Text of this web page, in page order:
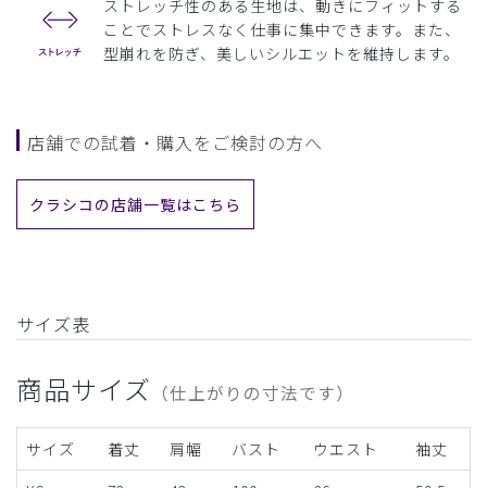
ストレッチ性のある生地は、動きにフィットする
ことでストレスなく仕事に集中できます。また、
型崩れを防ぎ、美しいシルエットを維持します。
店舗での試着・購入をご検討の方へ
クラシコの店舗一覧はこちら
サイズ表
商品サイズ （仕上がりの寸法です）
サイズ 着丈 肩幅 バスト ウエスト
袖丈